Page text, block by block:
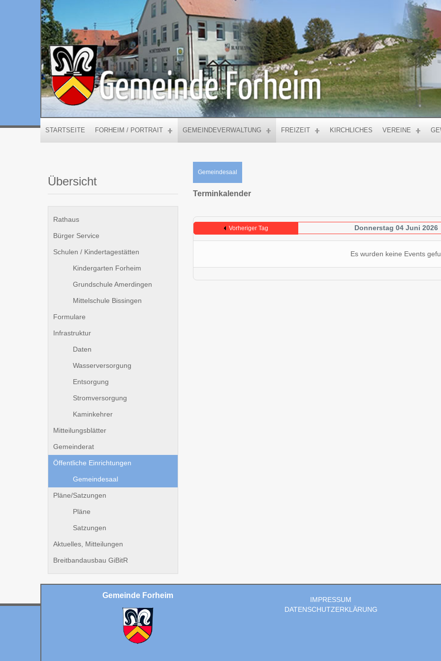
STARTSEITE FORHEIM / PORTRAIT GEMEINDEVERWALTUNG FREIZEIT KIRCHLICHES VEREINE
Übersicht
Rathaus
Bürger Service
Schulen / Kindertagestätten
Kindergarten Forheim
Grundschule Amerdingen
Mittelschule Bissingen
Formulare
Infrastruktur
Daten
Wasserversorgung
Entsorgung
Stromversorgung
Kaminkehrer
Mitteilungsblätter
Gemeinderat
Öffentliche Einrichtungen
Gemeindesaal
Pläne/Satzungen
Pläne
Satzungen
Aktuelles, Mitteilungen
Breitbandausbau GiBitR
Gemeindesaal
Terminkalender
Vorheriger Tag Donnerstag 04 Juni 2026
Es wurden keine Events
Gemeinde Forheim
IMPRESSUM
DATENSCHUTZERKLÄRUNG